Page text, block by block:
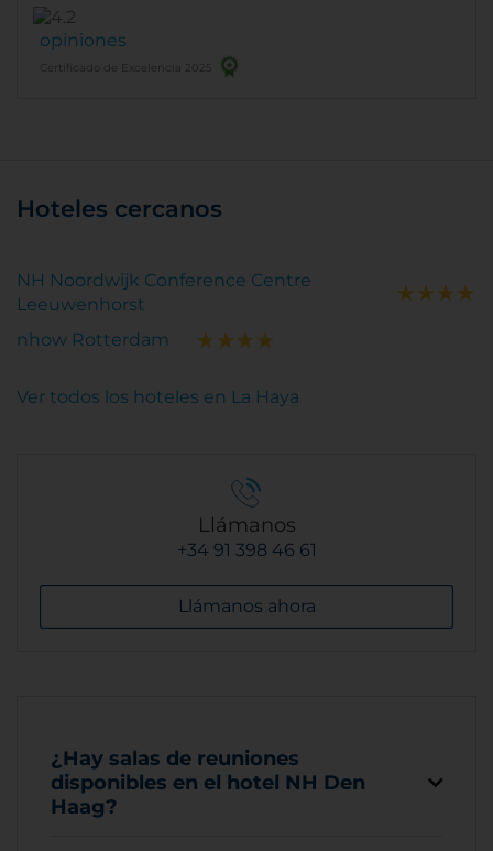
opiniones
Certificado de Excelencia 2025
Hoteles cercanos
NH Noordwijk Conference Centre
Leeuwenhorst
nhow Rotterdam
Ver todos los hoteles en La Haya
Llámanos
+34 91 398 46 61
Llámanos ahora
¿Hay salas de reuniones
disponibles en el hotel NH Den
Haag?